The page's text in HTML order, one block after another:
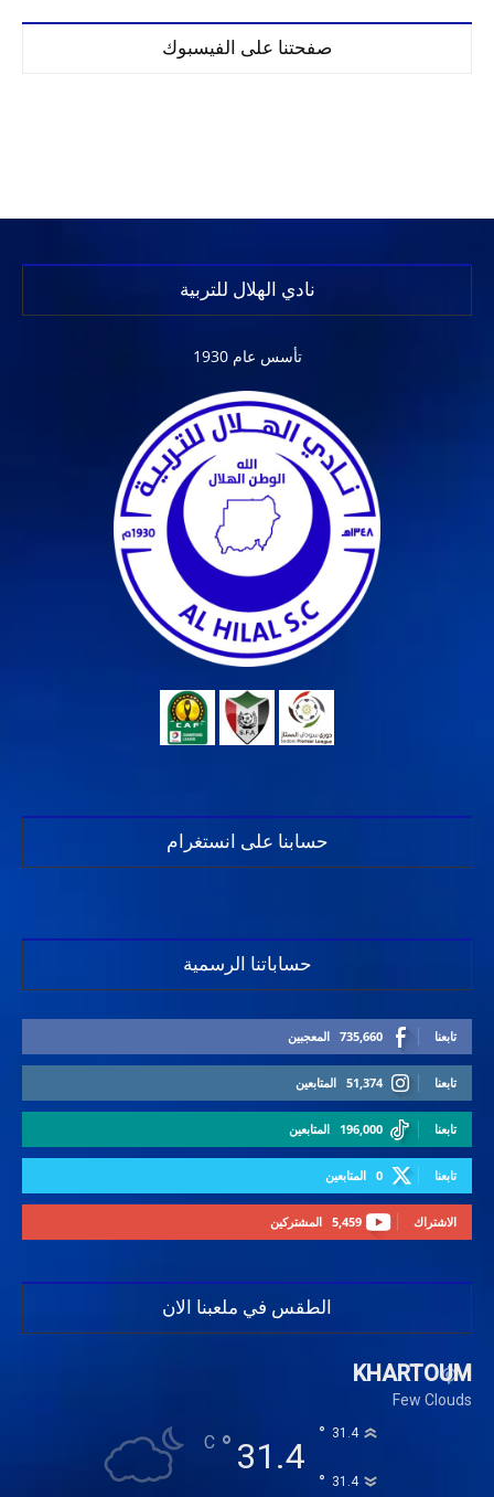
صفحتنا على الفيسبوك
نادي الهلال للتربية
تأسس عام 1930
حسابنا على انستغرام
حساباتنا الرسمية
735,660 المعجبين تابعنا
51,374 المتابعين تابعنا
196,000 المتابعين تابعنا
0 المتابعين تابعنا
5,459 المشتركين الاشتراك
الطقس في ملعبنا الان
KHARTOUM
Few Clouds
31.4
°
C 31.4
°
31.4
°